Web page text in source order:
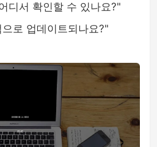
디서 확인할 수 있나요?"
로 업데이트되나요?"